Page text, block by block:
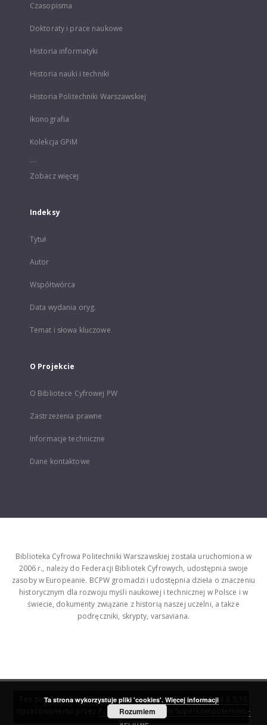
Czasopisma
Doktoraty i prace naukowe
Historia informatyki
Historia nauki i techniki
Historia Politechniki Warszawskiej
Ikonografia
Kolekcja GPiM
...
Zobacz więcej
Indeksy
Tytuł
Autor
Współtwórca
Data wydania oryg.
Temat i słowa kluczowe
O Projekcie
O Bibliotece Cyfrowej PW
Zastrzeżenia prawne
Informacje techniczne
Dane kontaktowe
Biblioteka Cyfrowa Politechniki Warszawskiej została uruchomiona w
2006 r., należy do Federacji Bibliotek Cyfrowych, udostępnia swoje
zasoby w Europeanie. BCPW gromadzi i udostępnia dzieła o znaczeniu
historycznym dla rozwoju myśli naukowej i technicznej w Polsce i w
świecie, dokumenty związane z historią naszej uczelni, a także
podręczniki, skrypty, varsaviana.
Ten serwis działa dzięki oprogramowaniuDInGO dLibra 6.3.16
Poznańskie Centrum Superkomputerowo-
Sieciowe
Ta strona wykorzystuje pliki 'cookies'. Więcej informacji
Rozumiem